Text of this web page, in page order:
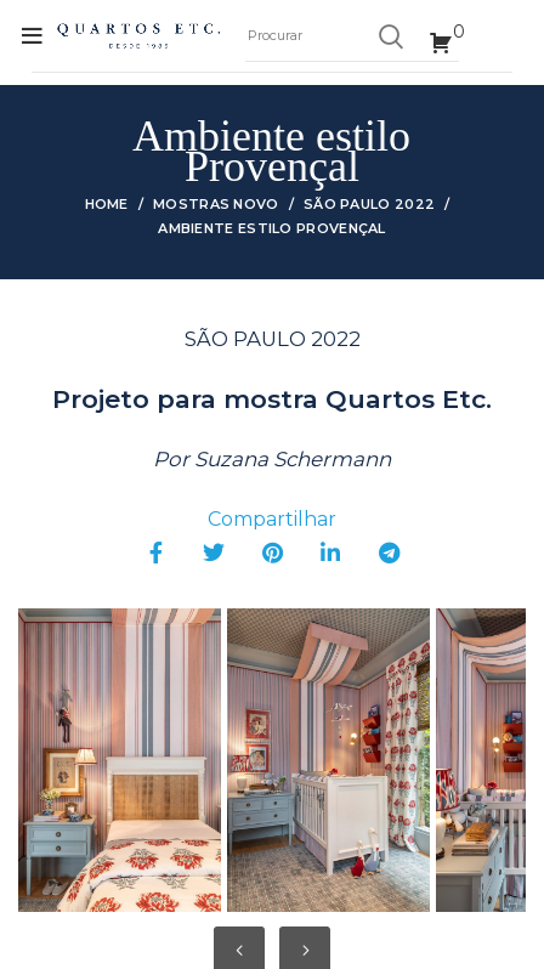
0
Ambiente estilo
Provençal
HOME MOSTRAS NOVO
SÃO PAULO 2022
AMBIENTE ESTILO PROVENÇAL
SÃO PAULO 2022
Projeto para mostra Quartos Etc.
Por Suzana Schermann